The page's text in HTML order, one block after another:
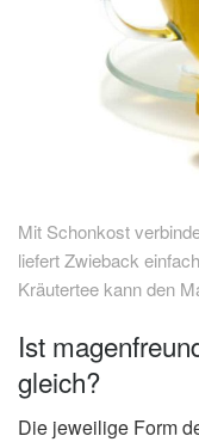
Mit Schonkost
liefert Zwieback
Kräutertee kann den
Ist
gleich?
Die jeweilige Form